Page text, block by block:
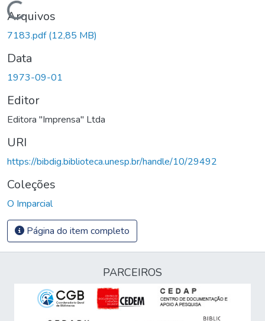
Carregando...
Arquivos
7183.pdf(12,85 MB)
Data
1973-09-01
Editor
Editora "Imprensa" Ltda
URI
https://bibdig.biblioteca.unesp.br/handle/10/29492
Coleções
O Imparcial
Página do item completo
PARCEIROS